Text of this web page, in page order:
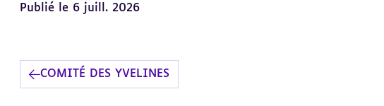
Publié le 6 juill. 2026
COMITÉ DES YVELINES